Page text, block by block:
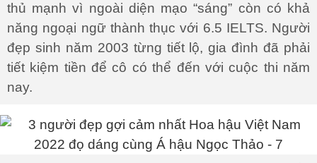
thủ mạnh vì ngoài diện mạo “sáng” còn có khả
năng ngoại ngữ thành thục với 6.5 IELTS. Người
đẹp sinh năm 2003 từng tiết lộ, gia đình đã phải
tiết kiệm tiền để cô có thể đến với cuộc thi năm
nay.